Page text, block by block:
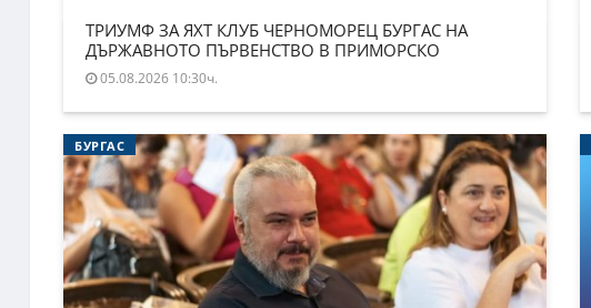
ТРИУМФ ЗА ЯХТ КЛУБ ЧЕРНОМОРЕЦ БУРГАС НА
ДЪРЖАВНОТО ПЪРВЕНСТВО В ПРИМОРСКО
05.08.2026 10:30ч.
БУРГАС